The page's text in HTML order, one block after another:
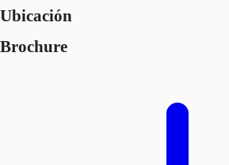
Ubicación
Brochure